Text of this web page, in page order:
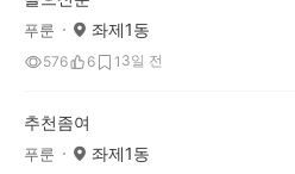
푸룬 좌제1동
576 6 1 3일 전
추천좀여
푸룬 좌제1동